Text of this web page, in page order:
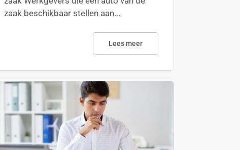
zaak beschikbaar stellen aan...
Lees meer